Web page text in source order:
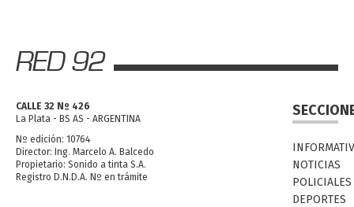
CALLE 32 Nº 426
La Plata - BS AS - ARGENTINA
Nº edición: 10764
Director: Ing. Marcelo A. Balcedo
Propietario: Sonido a tinta S.A.
Registro D.N.D.A. Nº en trámite
NOTICIAS
POLICIALES
DEPORTES